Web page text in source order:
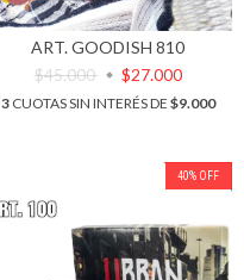
ART. GOODISH 810
$45.000
$27.000
3CUOTAS SIN INTERÉS DE $9.000
40% OFF